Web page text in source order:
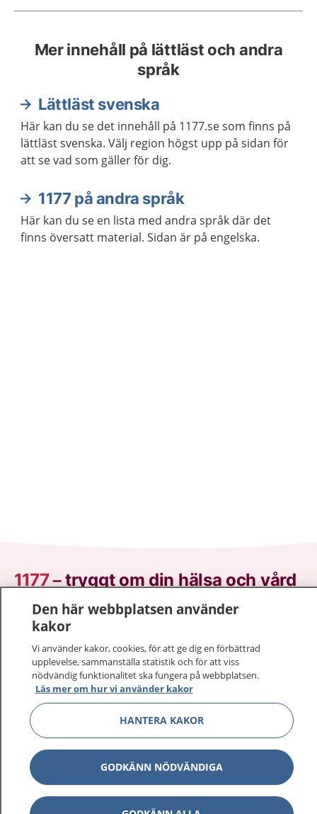
Mer innehåll på lättläst och andra
språk
Lättläst svenska
Här kan du se det innehåll på 1177.se som finns på
lättläst svenska. Välj region högst upp på sidan för
att se vad som gäller för dig.
1177 på andra språk
Här kan du se en lista med andra språk där det
finns översatt material. Sidan är på engelska.
1177–tryggt om din hälsa och vård
På 1177.se får du råd om hälsa och information om
sjukdomar och vilka mottagningar du kan kontakta.
Logga in för att läsa din journal och göra dina
vårdärenden. Ring telefonnummer 1177 för
sjukvårdsrådgivning dygnet runt.
1177 ger dig råd när du vill må bättre.
1177 på flera språk Visa
Den här webbplatsen använder
kakor
Vi använder kakor, cookies, för att ge dig en förbättrad
upplevelse, sammanställa statistik och för att viss
nödvändig funktionalitet ska fungera på webbplatsen.
Läs mer om hur vi använder kakor
HANTERA KAKOR
GODKÄNN NÖDVÄNDIGA